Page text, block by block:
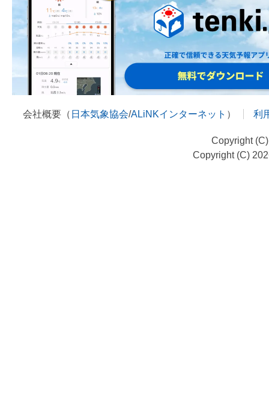
会社概要（ 日本気象協会/ALiNKインターネット ） 利
Copyright
Copyright (C)